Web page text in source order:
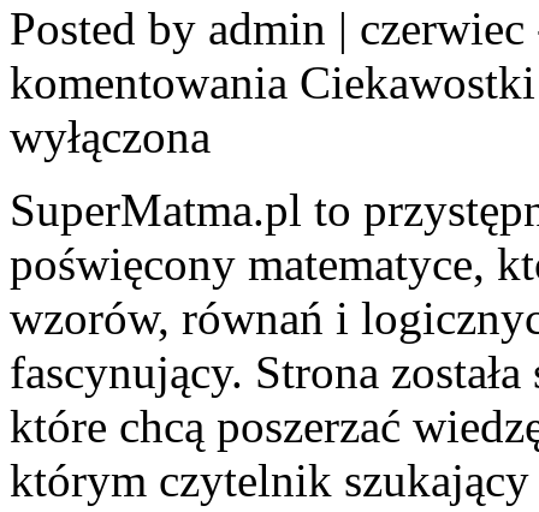
Posted by admin |
komentowania
wyłączona
SuperMatma.pl to
poświęcony matematyce,
wzorów, równań i
fascynujący. Strona
które chcą poszerzać
którym czytelnik szukający